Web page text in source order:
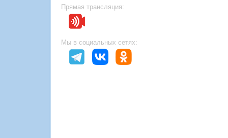
Прямая трансляция:
Мы в социальных сетях: